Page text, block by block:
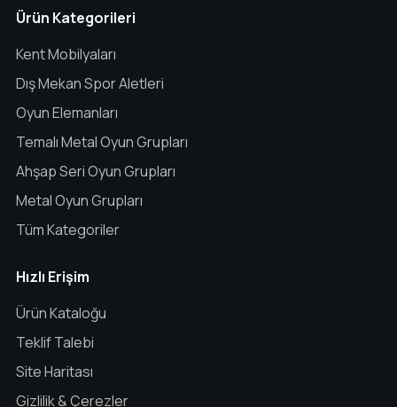
Ürün Kategorileri
Kent Mobilyaları
Dış Mekan Spor Aletleri
Oyun Elemanları
Temalı Metal Oyun Grupları
Ahşap Seri Oyun Grupları
Metal Oyun Grupları
Tüm Kategoriler
Hızlı Erişim
Ürün Kataloğu
Teklif Talebi
Site Haritası
Gizlilik & Çerezler